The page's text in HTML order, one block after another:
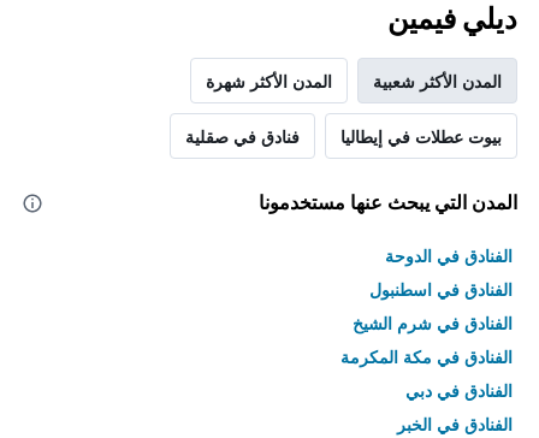
ديلي فيمين
المدن الأكثر شعبية المدن الأكثر شهرة
بيوت عطلات في إيطاليا فنادق في صقلية
المدن التي يبحث عنها مستخدمونا
الفنادق في الدوحة
الفنادق في اسطنبول
الفنادق في شرم الشيخ
الفنادق في مكة المكرمة
الفنادق في دبي
الفنادق في الخبر